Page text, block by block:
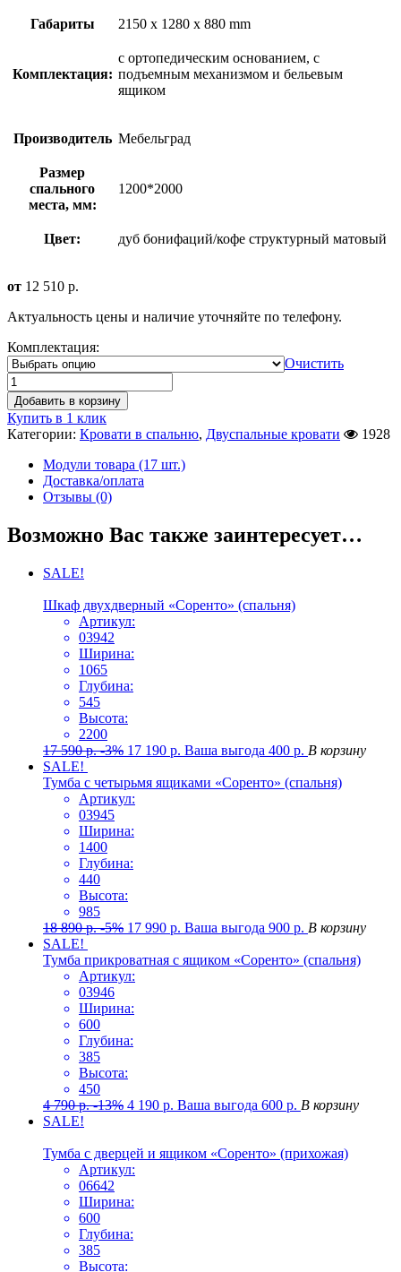
Габариты 2150 x 1280 x 880 mm
Комплектация:
с ортопедическим основанием, с
подъемным механизмом и бельевым
ящиком
Производитель Мебельград
Размер
спального
места, мм:
1200*2000
Цвет: дуб бонифаций/кофе структурный матовый
от 12 510 р.
Актуальность цены и наличие уточняйте по телефону.
Комплектация:
Очистить
Добавить в корзину
Купить в 1 клик
Категории: Кровати в спальню, Двуспальные кровати
1928
Модули товара (17 шт.)
Доставка/оплата
Отзывы (0)
Возможно Вас также заинтересует…
SALE!
Шкаф двухдверный «Соренто» (спальня)
Артикул:
03942
Ширина:
1065
Глубина:
545
Высота:
2200
17 590р. -3% 17 190 р. Ваша выгода 400 р. В корзину
SALE!
Тумба с четырьмя ящиками «Соренто» (спальня)
Артикул:
03945
Ширина:
1400
Глубина:
440
Высота:
985
18 890р. -5% 17 990 р. Ваша выгода 900 р. В корзину
SALE!
Тумба прикроватная с ящиком «Соренто» (спальня)
Артикул:
03946
Ширина:
600
Глубина:
385
Высота:
450
4 790р. -13% 4 190 р. Ваша выгода 600 р. В корзину
SALE!
Тумба с дверцей и ящиком «Соренто» (прихожая)
Артикул:
06642
Ширина:
600
Глубина:
385
Высота: